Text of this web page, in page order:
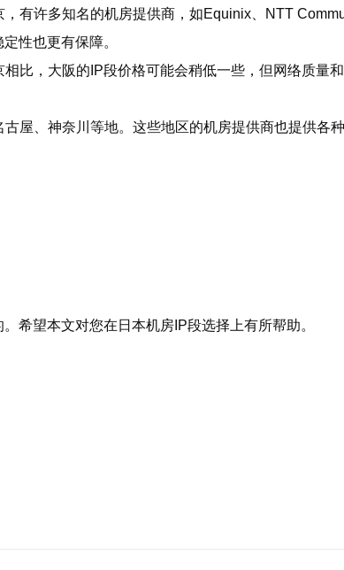
有许多知名的机房提供商，如Equinix、NTT
性也更有保障。
比，大阪的IP段价格可能会稍低一些，但网络质量
屋、神奈川等地。这些地区的机房提供商也提供各
希望本文对您在日本机房IP段选择上有所帮助。